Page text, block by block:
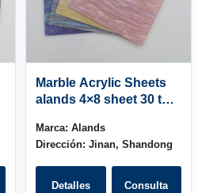
Marble Acrylic Sheets
alands 4×8 sheet 30 to
Marca: Alands
Dirección: Jinan, Shandong
Detalles Consulta